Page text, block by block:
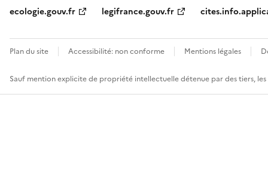
ecologie.gouv.fr
legifrance.gouv.fr
Plan du site Accessibilité: non conforme Mentions légales
Sauf mention explicite de propriété intellectuelle détenue par des tiers,